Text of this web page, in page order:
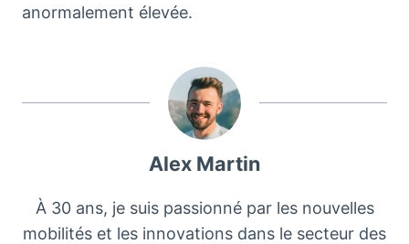
anormalement élevée.
Alex Martin
À 30 ans, je suis passionné par les nouvelles
mobilités et les innovations dans le secteur des